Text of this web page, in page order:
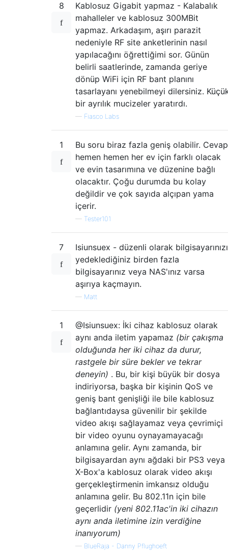
8
Kablosuz Gigabit yapmaz - Kalabalık
mahalleler ve kablosuz 300MBit
yapmaz. Arkadaşım, aşırı parazit
nedeniyle RF site anketlerinin nasıl
yapılacağını öğrettiğimi sor. Günün
belirli saatlerinde, zamanda geriye
dönüp WiFi için RF bant planını
tasarlayanı yenebilmeyi dilersiniz.
bir ayrılık mucizeler yaratırdı.
— Fiasco Labs
1
Bu soru biraz fazla geniş olabilir. Cevap
hemen hemen her ev için farklı olacak
ve evin tasarımına ve düzenine bağlı
olacaktır. Çoğu durumda bu kolay
değildir ve çok sayıda alçıpan yama
içerir.
— Tester101
7
Isiunsuex - düzenli olarak bilgisayarınızı
yedeklediğiniz birden fazla
bilgisayarınız veya NAS'ınız varsa
aşırıya kaçmayın.
— Matt
1
@Isiunsuex: İki cihaz kablosuz olarak
aynı anda iletim yapamaz (bir çakışma
olduğunda her iki cihaz da durur,
rastgele bir süre bekler ve tekrar
deneyin) . Bu, bir kişi büyük bir dosya
indiriyorsa, başka bir kişinin QoS ve
geniş bant genişliği ile bile kablosuz
bağlantıdaysa güvenilir bir şekilde
video akışı sağlayamaz veya çevrimiçi
bir video oyunu oynayamayacağı
anlamına gelir. Aynı zamanda, bir
bilgisayardan aynı ağdaki bir PS3 veya
X-Box'a kablosuz olarak video akışı
gerçekleştirmenin imkansız olduğu
anlamına gelir. Bu 802.11n için bile
geçerlidir (yeni 802.11ac'in iki cihazın
aynı anda iletimine izin verdiğine
inanıyorum)
— BlueRaja - Danny Pflughoeft